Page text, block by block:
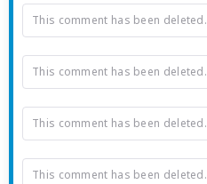
This comment has been deleted.
This comment has been deleted.
This comment has been deleted.
This comment has been deleted.